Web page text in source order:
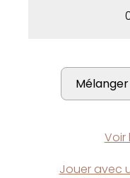
Voir
Jouer avec